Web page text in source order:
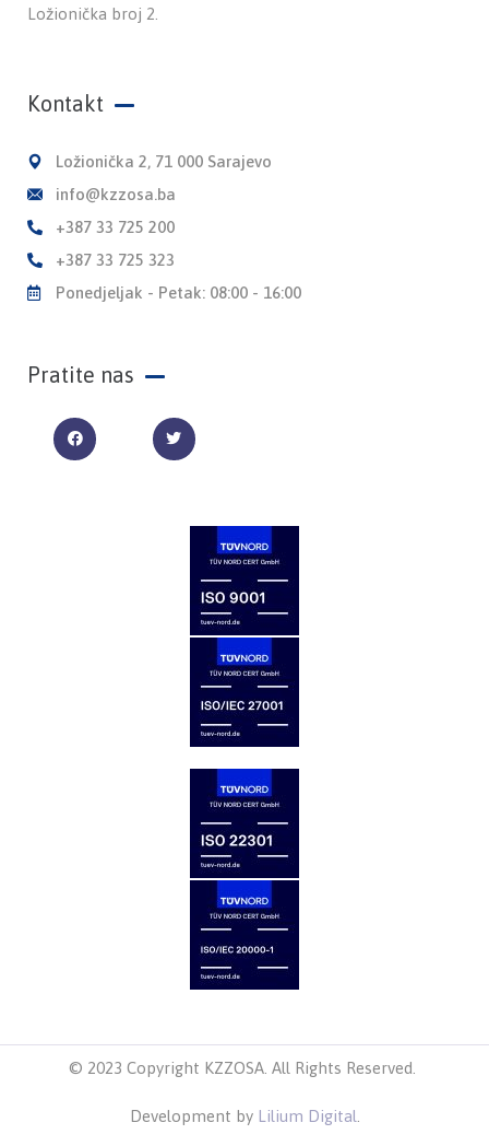
Ložionička broj 2.
Kontakt
Ložionička 2, 71 000 Sarajevo
info@kzzosa.ba
+387 33 725 200
+387 33 725 323
Ponedjeljak - Petak: 08:00 - 16:00
Pratite nas
© 2023 Copyright KZZOSA. All Rights Reserved.
Development by Lilium Digital